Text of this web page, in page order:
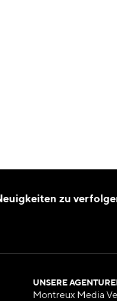
zu
UNSERE
Montreux Media